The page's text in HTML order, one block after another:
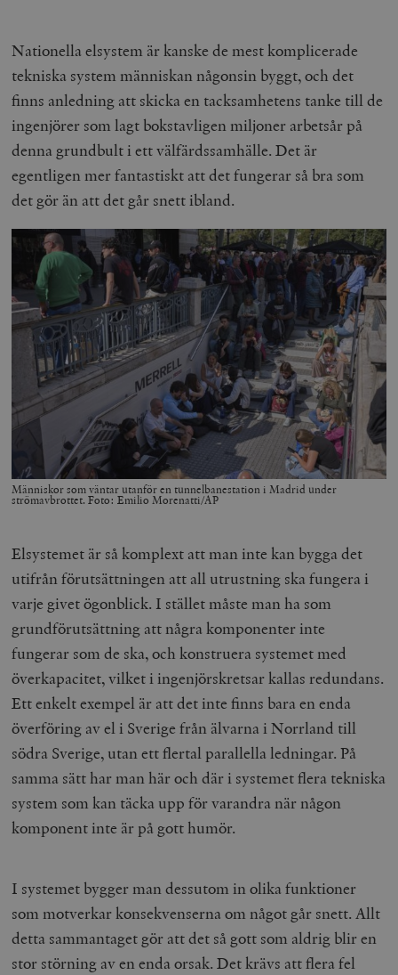
Nationella elsystem är kanske de mest komplicerade
tekniska system människan någonsin byggt, och det
finns anledning att skicka en tacksamhetens tanke till de
ingenjörer som lagt bokstavligen miljoner arbetsår på
denna grundbult i ett välfärdssamhälle. Det är
egentligen mer fantastiskt att det fungerar så bra som
det gör än att det går snett ibland.
Människor som väntar utanför en tunnelbanestation i Madrid under
strömavbrottet. Foto: Emilio Morenatti/AP
Elsystemet är så komplext att man inte kan bygga det
utifrån förutsättningen att all utrustning ska fungera i
varje givet ögonblick. I stället måste man ha som
grundförutsättning att några komponenter inte
fungerar som de ska, och konstruera systemet med
överkapacitet, vilket i ingenjörskretsar kallas redundans.
Ett enkelt exempel är att det inte finns bara en enda
överföring av el i Sverige från älvarna i Norrland till
södra Sverige, utan ett flertal parallella ledningar. På
samma sätt har man här och där i systemet flera tekniska
system som kan täcka upp för varandra när någon
komponent inte är på gott humör.
I systemet bygger man dessutom in olika funktioner
som motverkar konsekvenserna om något går snett. Allt
detta sammantaget gör att det så gott som aldrig blir en
stor störning av en enda orsak. Det krävs att flera fel